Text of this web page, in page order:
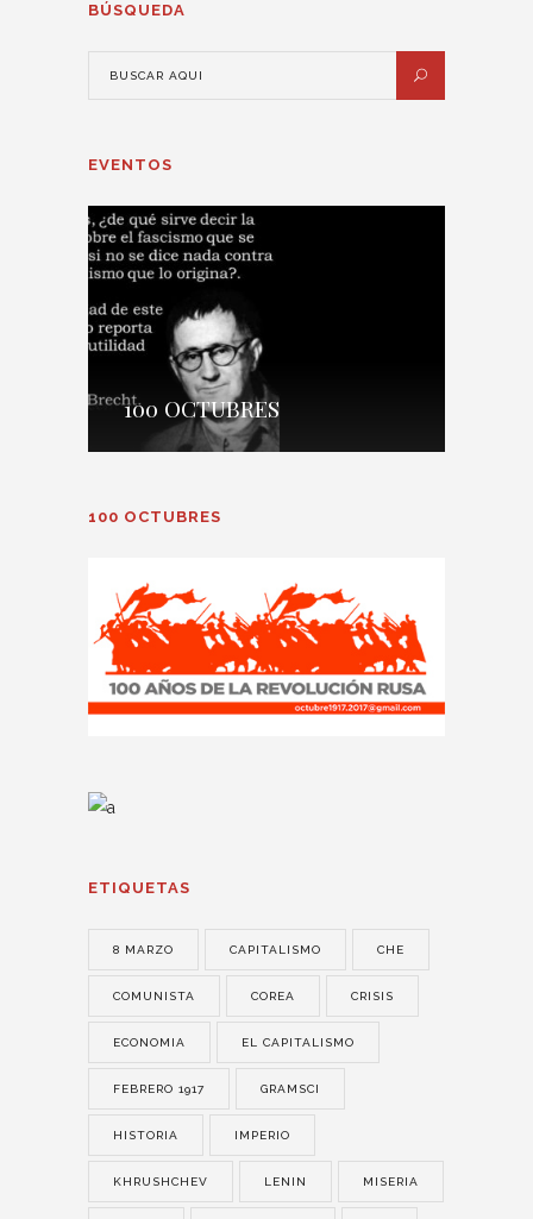
BÚSQUEDA
EVENTOS
100 OCTUBRES
100 OCTUBRES
ETIQUETAS
8 MARZO CAPITALISMO CHE
COMUNISTA COREA CRISIS
ECONOMIA EL CAPITALISMO
FEBRERO 1917 GRAMSCI
HISTORIA IMPERIO
KHRUSHCHEV LENIN MISERIA